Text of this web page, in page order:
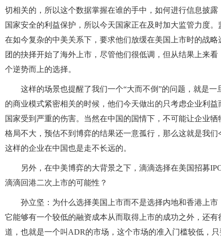
切相关的，所以这个数据掌握在谁的手中，如何进行信息披
国家安全的利益保护，所以今天国家正在及时加大监管力度
在如今复杂的中美关系下，要求他们放缓在美国上市时的战
团的抉择开始了海外上市，尽管他们很低调，但从结果上来
个逆势而上的选择。
这样的场景也提醒了我们一个“大而不倒”的问题，就是
的商业模式紧密相关的时候，他们今天做出的只考虑企业利
国家受到严重的伤害。当然在中国的国情下，不可能让企业
格局不大，预估不到博弈的结果还一意孤行，那么这就是我
这样的企业在中国也是走不长远的。
另外，在中美博弈的大背景之下，滴滴选择在美国招募
滴滴回港二次上市的可能性？
孙立坚：为什么选择美国上市而不是选择内地和香港上
它能够有一个较低的融资成本从而取得上市的成功之外，还
道，也就是一个叫ADR的市场，这个市场的准入门槛较低，